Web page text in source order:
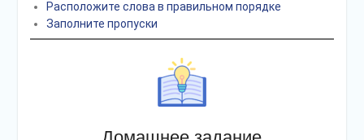
Расположите слова в правильном порядке
Заполните пропуски